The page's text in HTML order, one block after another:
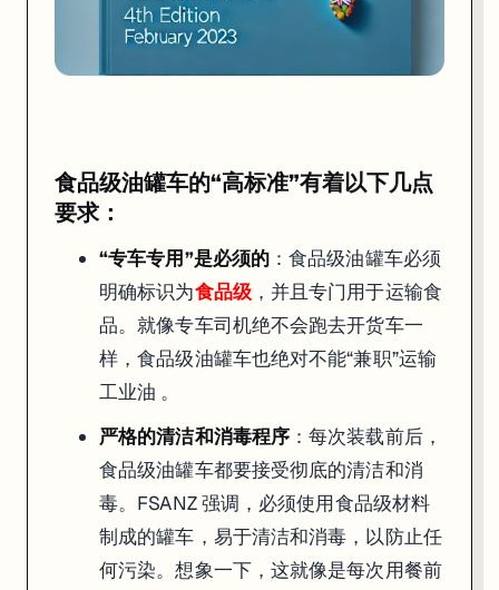
“专车专用”是必须的：食品级油罐车必须明确标识为
严格的清洁和消毒程序：每次装载前后，食品级油罐车都要接受
食品级油罐车的“高标准”有着以下几点
要求：
“专车专用”是必须的 ：食品级油罐车必须
明确标识为食品级，并且专门用于运输食
品。就像专车司机绝不会跑去开货车一
样，食品级油罐车也绝对不能“兼职”运输
工业油 。
严格的清洁和消毒程序 ：每次装载前后，
食品级油罐车都要接受彻底的清洁和消
毒。FSANZ 强调，必须使用食品级材料
制成的罐车，易于清洁和消毒，以防止任
何污染。想象一下，这就像是每次用餐前